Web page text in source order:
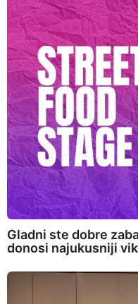
Gladni ste dobre
donosi najukusniji